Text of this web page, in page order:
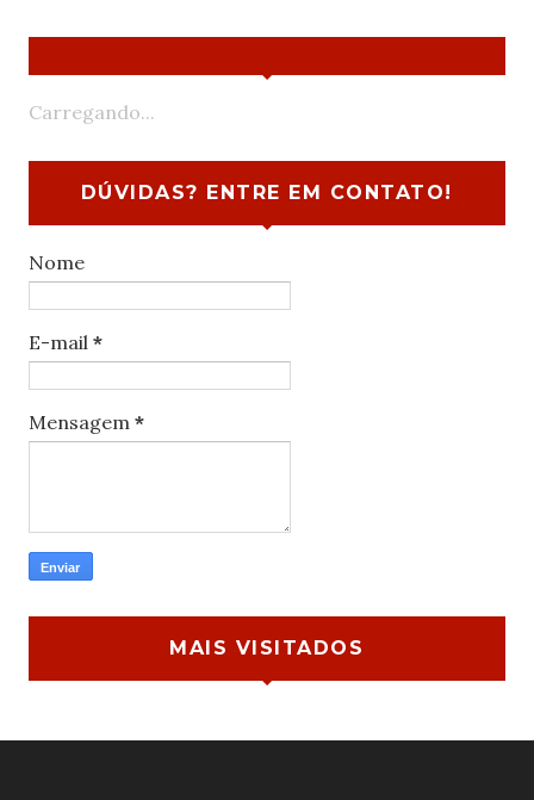
Carregando...
DÚVIDAS? ENTRE EM CONTATO!
Nome
E-mail *
Mensagem *
MAIS VISITADOS